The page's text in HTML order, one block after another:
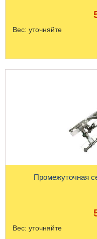
Вес: уточняйте
Промежуточная
Вес: уточняйте